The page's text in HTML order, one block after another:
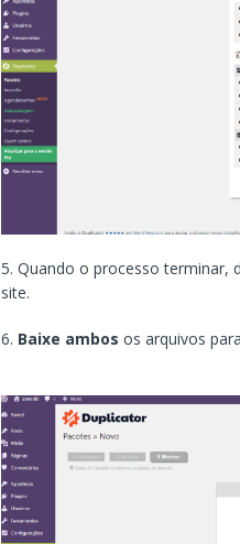
5. Quando o processo terminar,
site.
6. Baixe ambos os arquivos